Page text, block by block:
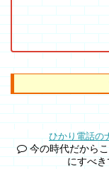
ひかり電話の
今の時代だから
にすべ